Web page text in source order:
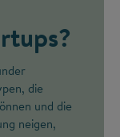
die
und die
neigen,